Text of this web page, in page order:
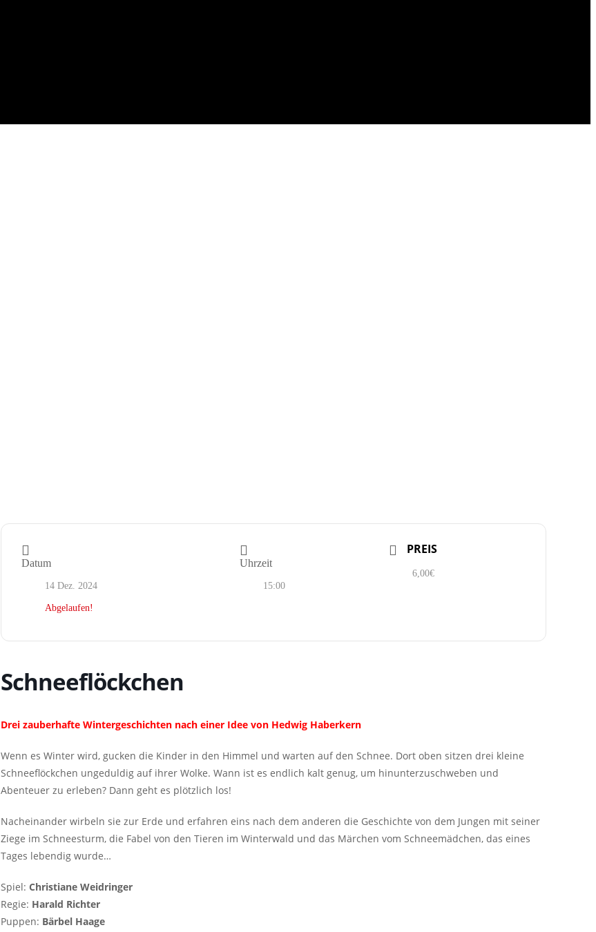
Datum
14 Dez. 2024
Abgelaufen!
Uhrzeit
15:00
PREIS
6,00€
Schneeflöckchen
Drei zauberhafte Wintergeschichten nach einer Idee von Hedwig Haberkern
Wenn es Winter wird, gucken die Kinder in den Himmel und warten auf den Schnee. Dort oben sitzen drei kleine
Schneeflöckchen ungeduldig auf ihrer Wolke. Wann ist es endlich kalt genug, um hinunterzuschweben und
Abenteuer zu erleben? Dann geht es plötzlich los!
Nacheinander wirbeln sie zur Erde und erfahren eins nach dem anderen die Geschichte von dem Jungen mit seiner
Ziege im Schneesturm, die Fabel von den Tieren im Winterwald und das Märchen vom Schneemädchen, das eines
Tages lebendig wurde…
Spiel: Christiane Weidringer
Regie: Harald Richter
Puppen: Bärbel Haage